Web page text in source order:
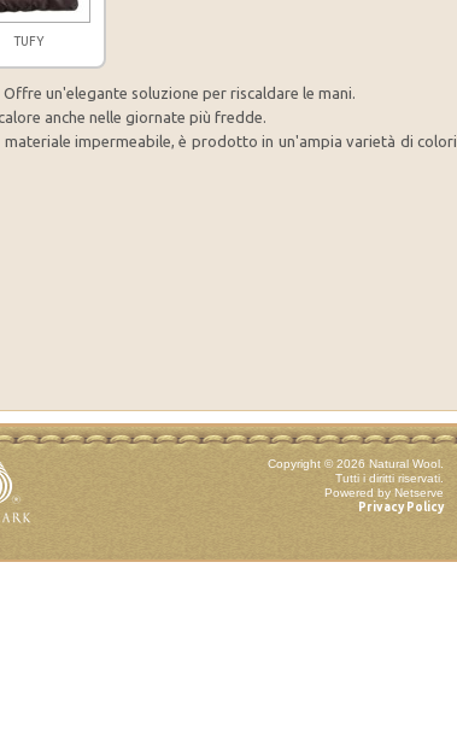
TUFY
un'elegante soluzione per riscaldare le mani.
anche nelle giornate più fredde.
impermeabile, è prodotto in un'ampia varietà di colori
Copyright © 2026 Natural Wool.
Tutti i diritti riservati.
Powered by Netserve
Privacy Policy